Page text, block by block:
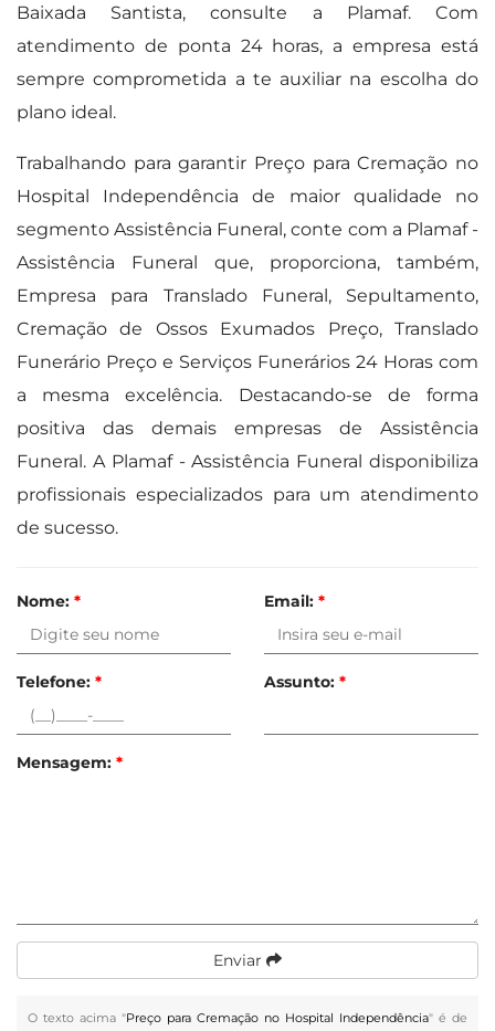
Baixada Santista, consulte a Plamaf. Com
atendimento de ponta 24 horas, a empresa está
sempre comprometida a te auxiliar na escolha do
plano ideal.
Trabalhando para garantir Preço para Cremação no
Hospital Independência de maior qualidade no
segmento Assistência Funeral, conte com a Plamaf -
Assistência Funeral que, proporciona, também,
Empresa para Translado Funeral, Sepultamento,
Cremação de Ossos Exumados Preço, Translado
Funerário Preço e Serviços Funerários 24 Horas com
a mesma excelência. Destacando-se de forma
positiva das demais empresas de Assistência
Funeral. A Plamaf - Assistência Funeral disponibiliza
profissionais especializados para um atendimento
de sucesso.
Nome: * Email: *
Telefone: * Assunto: *
Mensagem: *
Enviar
O texto acima "Preço para Cremação no Hospital Independência" é de